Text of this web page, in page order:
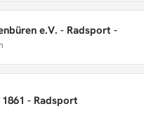
e.V. - Radsport -
- Radsport